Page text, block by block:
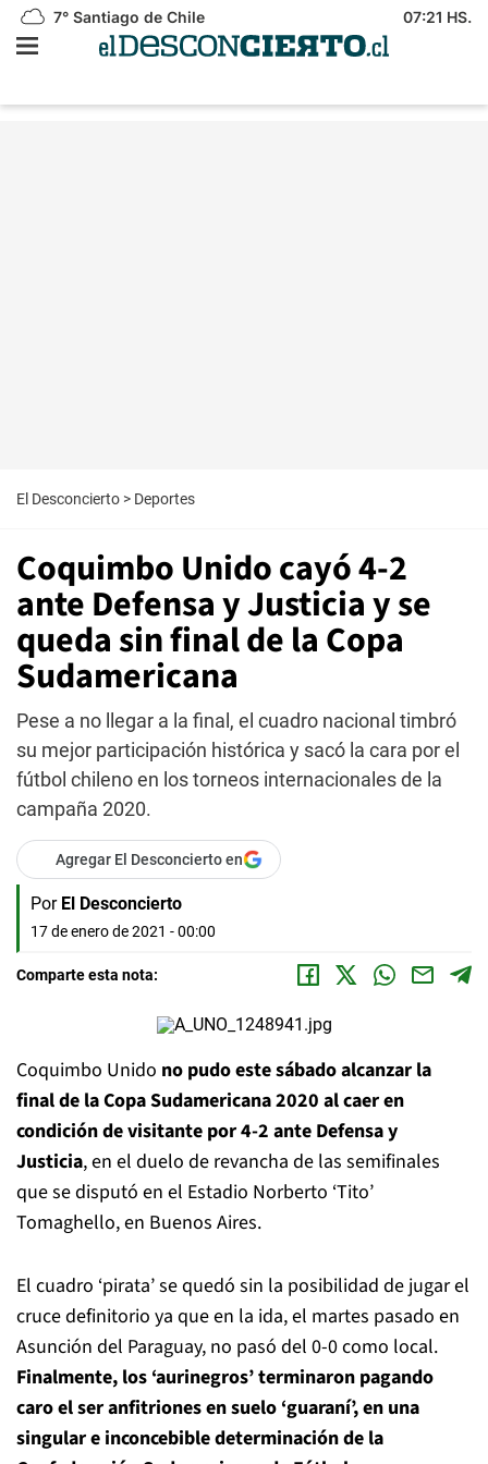
7° Santiago de Chile 07:21 HS.
El Desconcierto > Deportes
Coquimbo Unido cayó 4-2
ante Defensa y Justicia y se
queda sin final de la Copa
Sudamericana
Pese a no llegar a la final, el cuadro nacional timbró
su mejor participación histórica y sacó la cara por el
fútbol chileno en los torneos internacionales de la
campaña 2020.
Agregar El Desconcierto en
Por El Desconcierto
17 de enero de 2021 - 00:00
Comparte esta nota:
Coquimbo Unido no pudo este sábado alcanzar la
final de la Copa Sudamericana 2020 al caer en
condición de visitante por 4-2 ante Defensa y
Justicia, en el duelo de revancha de las semifinales
que se disputó en el Estadio Norberto ‘Tito’
Tomaghello, en Buenos Aires.
El cuadro ‘pirata’ se quedó sin la posibilidad de jugar el
cruce definitorio ya que en la ida, el martes pasado en
Asunción del Paraguay, no pasó del 0-0 como local.
Finalmente, los ‘aurinegros’ terminaron pagando
caro el ser anfitriones en suelo ‘guaraní’, en una
singular e inconcebible determinación de la